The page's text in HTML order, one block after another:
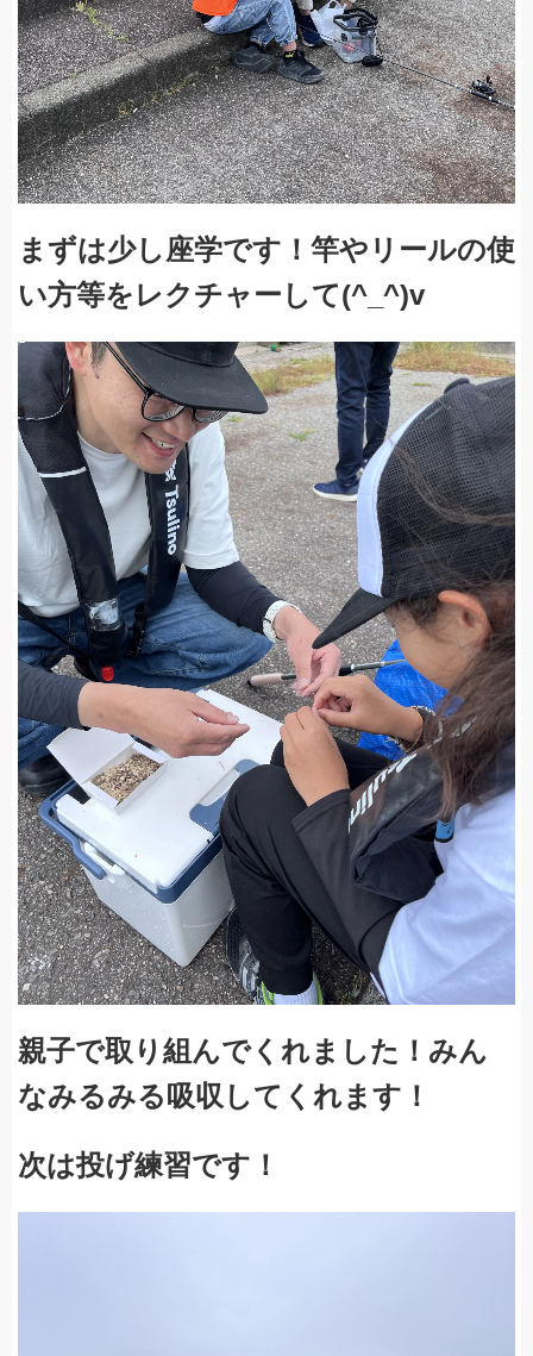
まずは少し座学です！竿やリールの使
い方等をレクチャーして(^_^)v
親子で取り組んでくれました！みん
なみるみる吸収してくれます！
次は投げ練習です！